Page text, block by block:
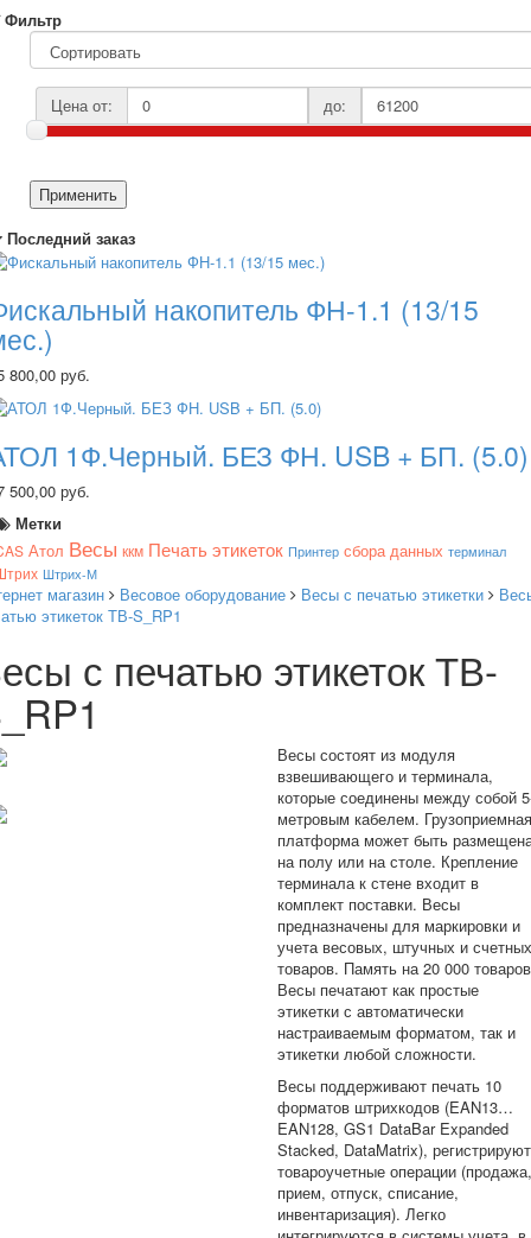
Фильтр
Цена от: до:
Применить
Последний заказ
накопитель ФН-1.1 (13/15
800,00 руб.
1Ф.Черный. БЕЗ ФН. USB + БП. (5.0)
500,00 руб.
Метки
Атол Весы ккм Печать этикеток Принтер сбора данных терминал
Штрих-М
магазин Весовое оборудование Весы с печатью этикетки
этикеток ТВ-S_RP1
с печатью этикеток ТВ-
Весы состоят из модуля
взвешивающего и терминала,
которые соединены между собой
метровым кабелем. Грузоприемная
платформа может быть
на полу или на столе. Крепление
терминала к стене входит в
комплект поставки. Весы
предназначены для маркировки и
учета весовых, штучных и счетных
товаров. Память на 20 000
Весы печатают как простые
этикетки с автоматически
настраиваемым форматом, так и
этикетки любой сложности.
Весы поддерживают печать 10
форматов штрихкодов (EAN13…
EAN128, GS1 DataBar Expanded
Stacked, DataMatrix), регистрируют
товароучетные операции (продажа,
прием, отпуск, списание,
инвентаризация). Легко